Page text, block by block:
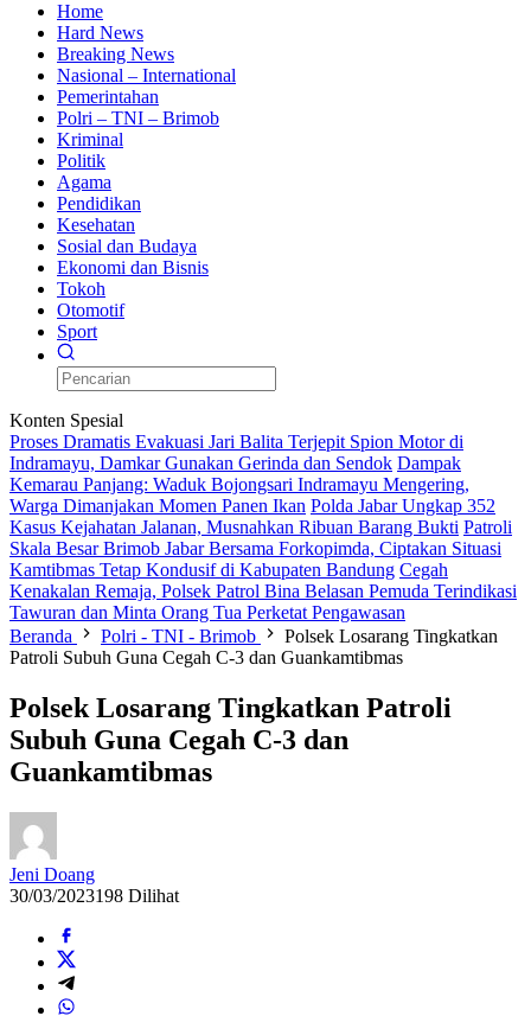
Home
Hard News
Breaking News
Nasional – International
Pemerintahan
Polri – TNI – Brimob
Kriminal
Politik
Agama
Pendidikan
Kesehatan
Sosial dan Budaya
Ekonomi dan Bisnis
Tokoh
Otomotif
Sport
Konten Spesial
Proses Dramatis Evakuasi Jari Balita Terjepit Spion Motor di
Indramayu, Damkar Gunakan Gerinda dan Sendok Dampak
Kemarau Panjang: Waduk Bojongsari Indramayu Mengering,
Warga Dimanjakan Momen Panen Ikan Polda Jabar Ungkap 352
Kasus Kejahatan Jalanan, Musnahkan Ribuan Barang Bukti Patroli
Skala Besar Brimob Jabar Bersama Forkopimda, Ciptakan Situasi
Kamtibmas Tetap Kondusif di Kabupaten Bandung Cegah
Kenakalan Remaja, Polsek Patrol Bina Belasan Pemuda Terindikasi
Tawuran dan Minta Orang Tua Perketat Pengawasan
Beranda
Polri - TNI - Brimob
Polsek Losarang Tingkatkan
Patroli Subuh Guna Cegah C-3 dan Guankamtibmas
Polsek Losarang Tingkatkan Patroli
Subuh Guna Cegah C-3 dan
Guankamtibmas
Jeni Doang
30/03/2023198 Dilihat